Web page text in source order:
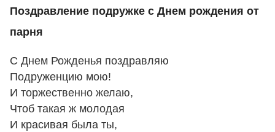
Поздравление подружке с Днем рождения от
парня
С Днем Рожденья поздравляю
Подруженцию мою!
И торжественно желаю,
Чтоб такая ж молодая
И красивая была ты,